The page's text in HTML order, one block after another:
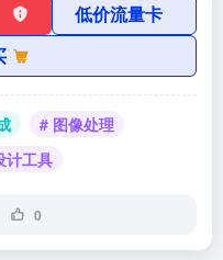
低价流量卡
# 图像处理
计工具
0